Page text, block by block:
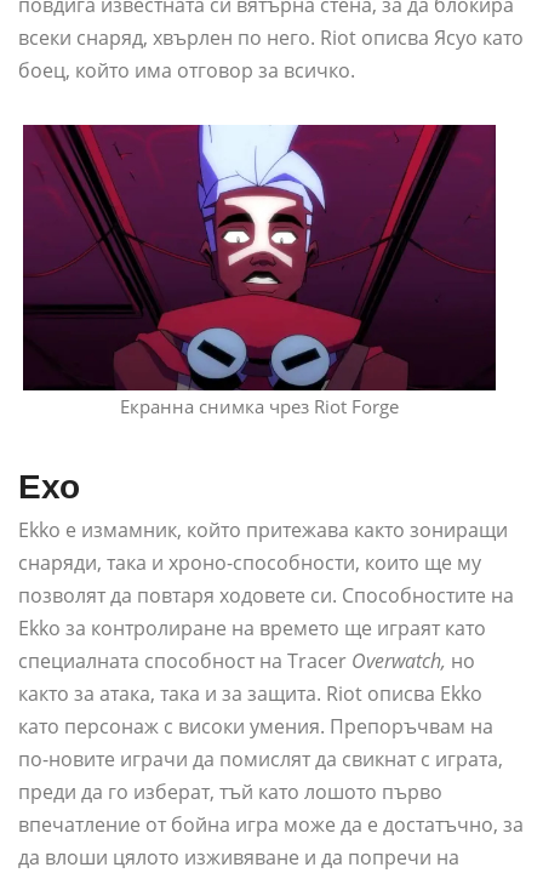
всеки снаряд, хвърлен по него. Riot описва Ясуо като
боец, който има отговор за всичко.
Екранна снимка чрез Riot Forge
Ехо
Ekko е измамник, който притежава както зониращи
снаряди, така и хроно-способности, които ще му
позволят да повтаря ходовете си. Способностите на
Ekko за контролиране на времето ще играят като
специалната способност на Tracer Overwatch, но
както за атака, така и за защита. Riot описва Ekko
като персонаж с високи умения. Препоръчвам на
по-новите играчи да помислят да свикнат с играта,
преди да го изберат, тъй като лошото първо
впечатление от бойна игра може да е достатъчно, за
да влоши цялото изживяване и да попречи на